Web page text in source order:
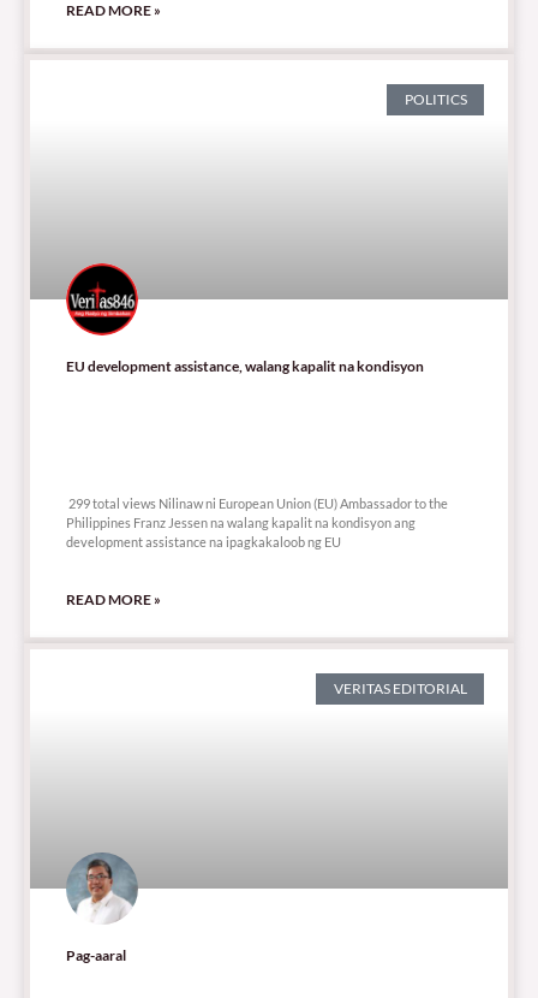
READ MORE »
POLITICS
EU development assistance, walang kapalit na kondisyon
299 total views Nilinaw ni European Union (EU) Ambassador to the
Philippines Franz Jessen na walang kapalit na kondisyon ang
development assistance na ipagkakaloob ng EU
READ MORE »
VERITAS EDITORIAL
Pag-aaral